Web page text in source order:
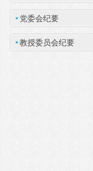
党委会纪要
教授委员会纪要